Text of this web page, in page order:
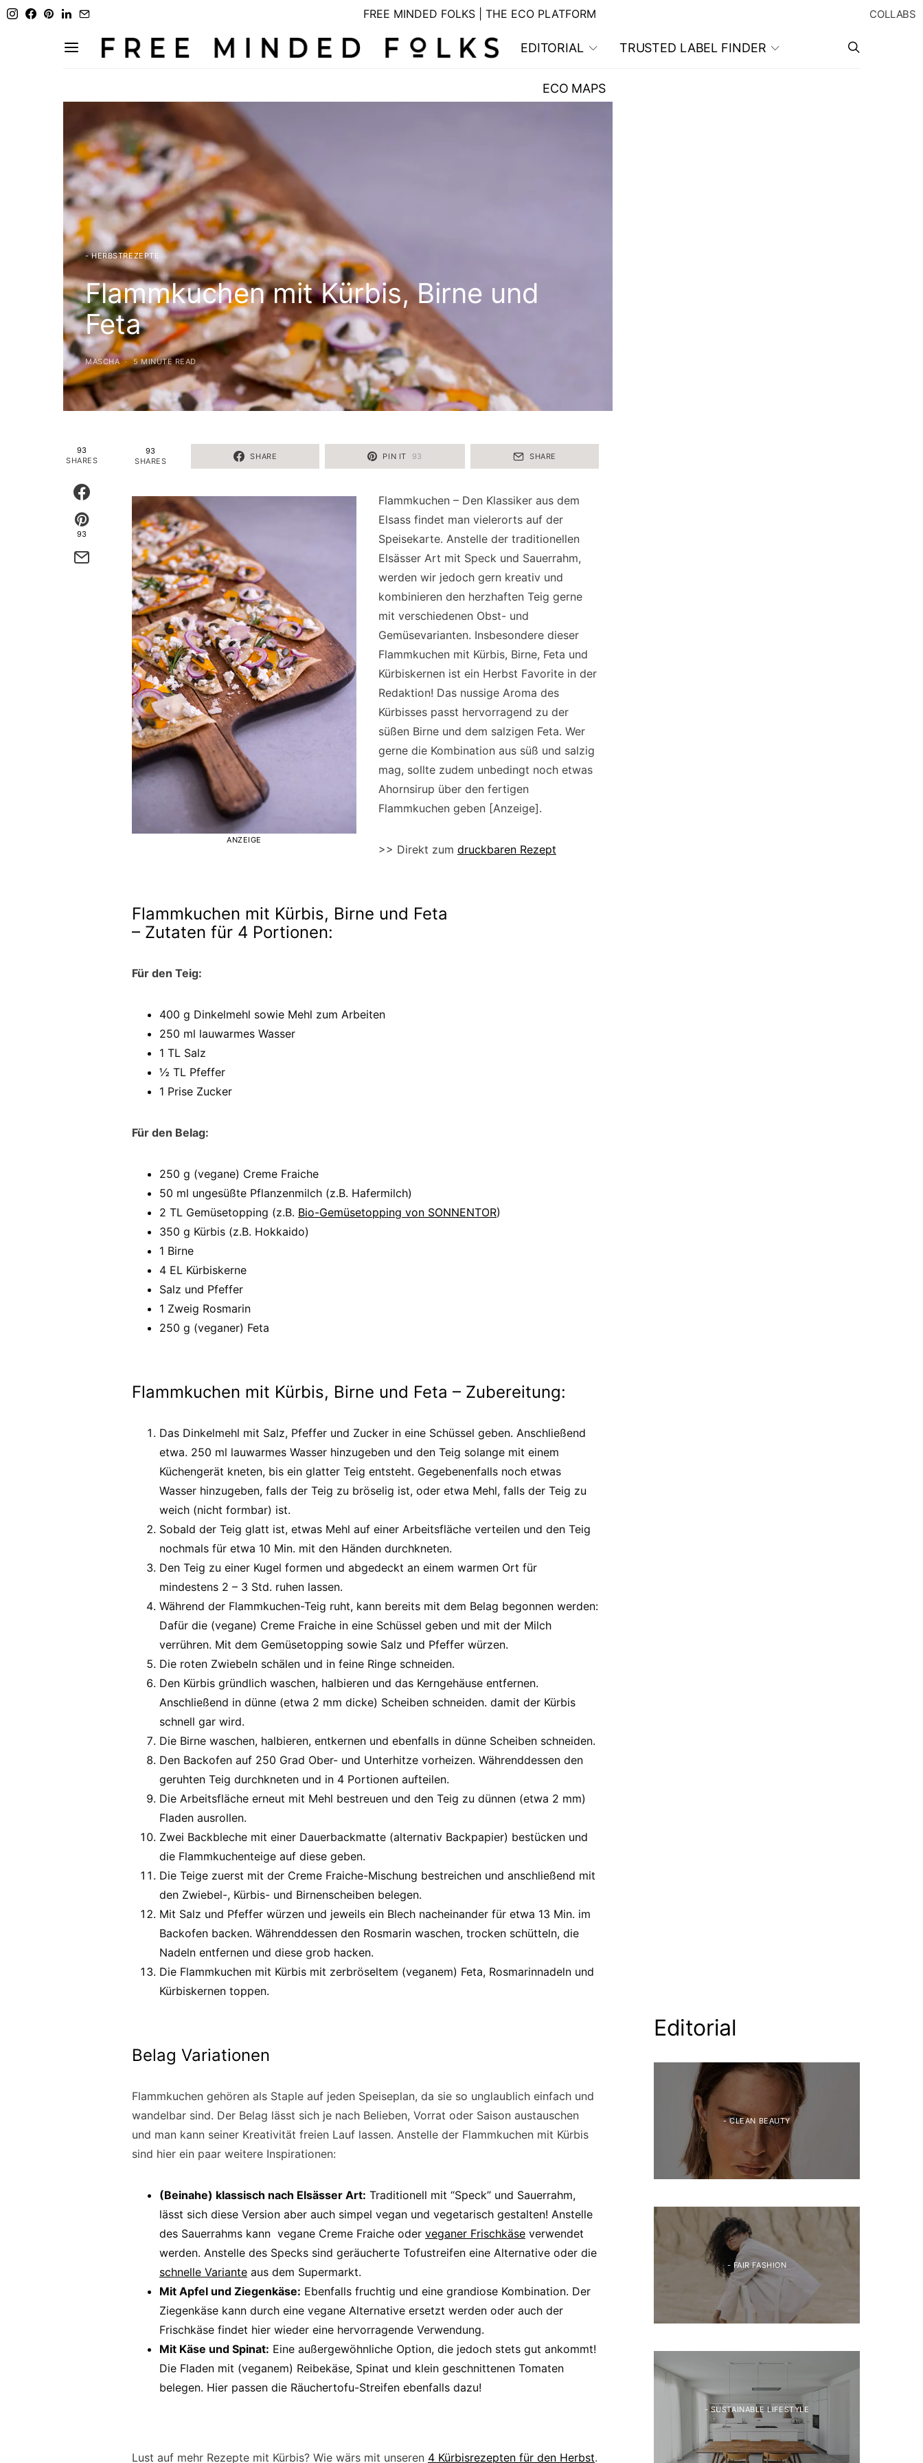
FREE MINDED FOLKS | THE ECO PLATFORM COLLABS
EDITORIAL TRUSTED LABEL FINDER
ECO MAPS
- HERBSTREZEPTE
Flammkuchen mit Kürbis, Birne und
Feta
MASCHA 5 MINUTE READ
93
SHARES
93
93
SHARES
SHARE PIN IT 93 SHARE
ANZEIGE
Flammkuchen – Den Klassiker aus dem
Elsass findet man vielerorts auf der
Speisekarte. Anstelle der traditionellen
Elsässer Art mit Speck und Sauerrahm,
werden wir jedoch gern kreativ und
kombinieren den herzhaften Teig gerne
mit verschiedenen Obst- und
Gemüsevarianten. Insbesondere dieser
Flammkuchen mit Kürbis, Birne, Feta und
Kürbiskernen ist ein Herbst Favorite in der
Redaktion! Das nussige Aroma des
Kürbisses passt hervorragend zu der
süßen Birne und dem salzigen Feta. Wer
gerne die Kombination aus süß und salzig
mag, sollte zudem unbedingt noch etwas
Ahornsirup über den fertigen
Flammkuchen geben [Anzeige].
>> Direkt zum druckbaren Rezept
Flammkuchen mit Kürbis, Birne und Feta
– Zutaten für 4 Portionen:
Für den Teig:
400 g Dinkelmehl sowie Mehl zum Arbeiten
250 ml lauwarmes Wasser
1 TL Salz
½ TL Pfeffer
1 Prise Zucker
Für den Belag:
250 g (vegane) Creme Fraiche
50 ml ungesüßte Pflanzenmilch (z.B. Hafermilch)
2 TL Gemüsetopping (z.B. Bio-Gemüsetopping von SONNENTOR)
350 g Kürbis (z.B. Hokkaido)
1 Birne
4 EL Kürbiskerne
Salz und Pfeffer
1 Zweig Rosmarin
250 g (veganer) Feta
Flammkuchen mit Kürbis, Birne und Feta – Zubereitung:
Das Dinkelmehl mit Salz, Pfeffer und Zucker in eine Schüssel geben. Anschließend
etwa. 250 ml lauwarmes Wasser hinzugeben und den Teig solange mit einem
Küchengerät kneten, bis ein glatter Teig entsteht. Gegebenenfalls noch etwas
Wasser hinzugeben, falls der Teig zu bröselig ist, oder etwa Mehl, falls der Teig zu
weich (nicht formbar) ist.
Sobald der Teig glatt ist, etwas Mehl auf einer Arbeitsfläche verteilen und den Teig
nochmals für etwa 10 Min. mit den Händen durchkneten.
Den Teig zu einer Kugel formen und abgedeckt an einem warmen Ort für
mindestens 2 – 3 Std. ruhen lassen.
Während der Flammkuchen-Teig ruht, kann bereits mit dem Belag begonnen werden:
Dafür die (vegane) Creme Fraiche in eine Schüssel geben und mit der Milch
verrühren. Mit dem Gemüsetopping sowie Salz und Pfeffer würzen.
Die roten Zwiebeln schälen und in feine Ringe schneiden.
Den Kürbis gründlich waschen, halbieren und das Kerngehäuse entfernen.
Anschließend in dünne (etwa 2 mm dicke) Scheiben schneiden. damit der Kürbis
schnell gar wird.
Die Birne waschen, halbieren, entkernen und ebenfalls in dünne Scheiben schneiden.
Den Backofen auf 250 Grad Ober- und Unterhitze vorheizen. Währenddessen den
geruhten Teig durchkneten und in 4 Portionen aufteilen.
Die Arbeitsfläche erneut mit Mehl bestreuen und den Teig zu dünnen (etwa 2 mm)
Fladen ausrollen.
Zwei Backbleche mit einer Dauerbackmatte (alternativ Backpapier) bestücken und
die Flammkuchenteige auf diese geben.
Die Teige zuerst mit der Creme Fraiche-Mischung bestreichen und anschließend mit
den Zwiebel-, Kürbis- und Birnenscheiben belegen.
Mit Salz und Pfeffer würzen und jeweils ein Blech nacheinander für etwa 13 Min. im
Backofen backen. Währenddessen den Rosmarin waschen, trocken schütteln, die
Nadeln entfernen und diese grob hacken.
Die Flammkuchen mit Kürbis mit zerbröseltem (veganem) Feta, Rosmarinnadeln und
Kürbiskernen toppen.
Belag Variationen
Flammkuchen gehören als Staple auf jeden Speiseplan, da sie so unglaublich einfach und
wandelbar sind. Der Belag lässt sich je nach Belieben, Vorrat oder Saison austauschen
und man kann seiner Kreativität freien Lauf lassen. Anstelle der Flammkuchen mit Kürbis
sind hier ein paar weitere Inspirationen:
(Beinahe) klassisch nach Elsässer Art: Traditionell mit “Speck” und Sauerrahm,
lässt sich diese Version aber auch simpel vegan und vegetarisch gestalten! Anstelle
des Sauerrahms kann vegane Creme Fraiche oder veganer Frischkäse verwendet
werden. Anstelle des Specks sind geräucherte Tofustreifen eine Alternative oder die
schnelle Variante aus dem Supermarkt.
Mit Apfel und Ziegenkäse: Ebenfalls fruchtig und eine grandiose Kombination. Der
Ziegenkäse kann durch eine vegane Alternative ersetzt werden oder auch der
Frischkäse findet hier wieder eine hervorragende Verwendung.
Mit Käse und Spinat: Eine außergewöhnliche Option, die jedoch stets gut ankommt!
Die Fladen mit (veganem) Reibekäse, Spinat und klein geschnittenen Tomaten
belegen. Hier passen die Räuchertofu-Streifen ebenfalls dazu!
Lust auf mehr Rezepte mit Kürbis? Wie wärs mit unseren 4 Kürbisrezepten für den Herbst.
Editorial
- CLEAN BEAUTY
- FAIR FASHION
- SUSTAINABLE LIFESTYLE